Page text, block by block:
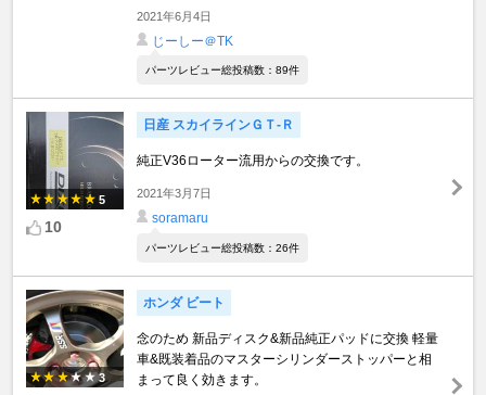
2021年6月4日
じーしー＠TK
パーツレビュー総投稿数：89件
5
10
日産 スカイラインＧＴ‐Ｒ
純正V36ローター流用からの交換です。
2021年3月7日
soramaru
パーツレビュー総投稿数：26件
3
ホンダ ビート
念のため 新品ディスク&新品純正パッドに交換 軽量
車&既装着品のマスターシリンダーストッパーと相
まって良く効きます。